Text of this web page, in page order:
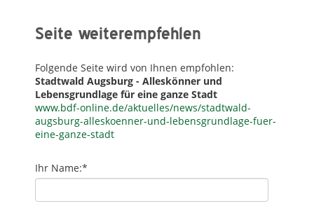
Seite weiterempfehlen
Folgende Seite wird von Ihnen empfohlen:
Stadtwald Augsburg - Alleskönner und
Lebensgrundlage für eine ganze Stadt
www.bdf-online.de/aktuelles/news/stadtwald-
augsburg-alleskoenner-und-lebensgrundlage-fuer-
eine-ganze-stadt
Ihr Name:*